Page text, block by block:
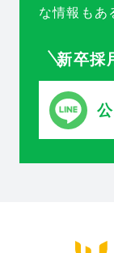
な情報もあ
新卒採